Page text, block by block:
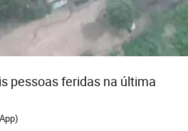
pessoas feridas na última